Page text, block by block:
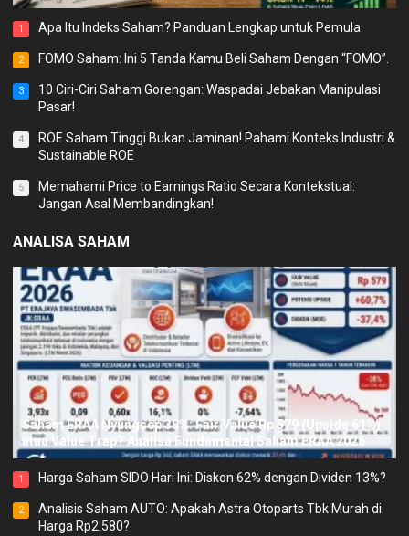
1 Apa Itu Indeks Saham? Panduan Lengkap untuk Pemula
2 FOMO Saham: Ini 5 Tanda Kamu Beli Saham Dengan “FOMO”.
3
10 Ciri-Ciri Saham Gorengan: Waspadai Jebakan Manipulasi
Pasar!
4
ROE Saham Tinggi Bukan Jaminan! Pahami Konteks Industri &
Sustainable ROE
5
Memahami Price to Earnings Ratio Secara Kontekstual:
Jangan Asal Membandingkan!
ANALISA SAHAM
Saham ERAA Nyungsep 38%: Fair Value Rp 579 (Upside 61%)
atau Value Trap? Analisa Fundamental Saham ERAA 2026
1 Harga Saham SIDO Hari Ini: Diskon 62% dengan Dividen 13%?
2
Analisis Saham AUTO: Apakah Astra Otoparts Tbk Murah di
Harga Rp2.580?